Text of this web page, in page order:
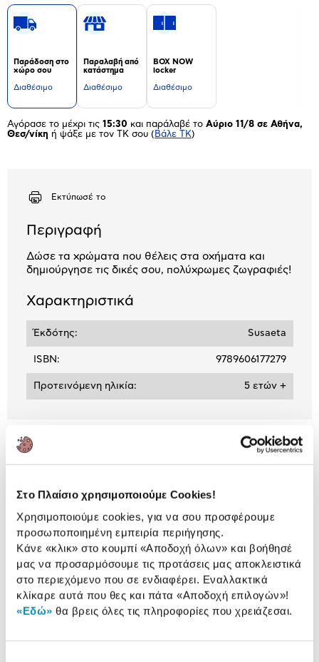
Στο Πλαίσιο χρησιμοποιούμε Cookies!
Χρησιμοποιούμε cookies, για να σου προσφέρουμε
προσωποποιημένη εμπειρία περιήγησης.
Κάνε «κλικ» στο κουμπί «Αποδοχή όλων» και βοήθησέ
μας να προσαρμόσουμε τις προτάσεις μας αποκλειστικά
στο περιεχόμενο που σε ενδιαφέρει. Εναλλακτικά
κλίκαρε αυτά που θες και πάτα «Αποδοχή επιλογών»!
«Εδώ» θα βρεις όλες τις πληροφορίες που χρειάζεσαι.
Παράδοση στο
χώρο σου
Διαθέσιμο
Παραλαβή από
κατάστημα
Διαθέσιμο
BOX NOW
locker
Διαθέσιμο
Αγόρασε το μέχρι τις 15:30 και παράλαβέ το Αύριο 11/8 σε Αθήνα,
Θεσ/νίκη ή ψάξε με τον ΤΚ σου ( Βάλε ΤΚ)
Εκτύπωσέ το
Περιγραφή
Δώσε τα χρώματα που θέλεις στα οχήματα και
δημιούργησε τις δικές σου, πολύχρωμες ζωγραφιές!
Χαρακτηριστικά
Έκδότης: Susaeta
ISBN: 9789606177279
Προτεινόμενη ηλικία: 5 ετών +
Αναλυτική
παρουσίαση
Αναλυτική παρουσίαση
Προδιαγραφές
προϊόντος
Αξιολογήσεις
Αξιολογήσεις
Κάτι μας λέει πως τα παρακάτω